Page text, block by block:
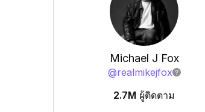
Michael J Fox
@realmikejfox
2.7M ผู้ติดตาม